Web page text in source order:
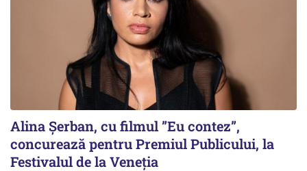
Alina Șerban, cu filmul ”Eu contez”,
concurează pentru Premiul Publicului, la
Festivalul de la Veneția